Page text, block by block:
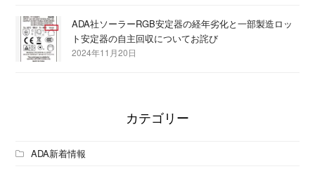
ADA社ソーラーRGB安定器の経年劣化と一部製造ロッ
ト安定器の自主回収についてお詫び
2024年11月20日
カテゴリー
ADA新着情報